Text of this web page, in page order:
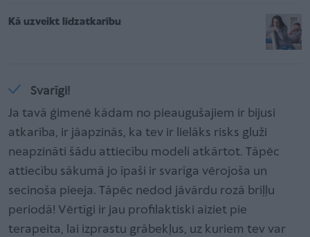
Kā uzveikt līdzatkarību
Svarīgi!
Ja tavā ģimenē kādam no pieaugušajiem ir bijusi
atkarība, ir jāapzinās, ka tev ir lielāks risks gluži
neapzināti šādu attiecību modeli atkārtot. Tāpēc
attiecību sākumā jo īpaši ir svarīga vērojoša un
secinoša pieeja. Tāpēc nedod jāvārdu rozā briļļu
periodā! Vērtīgi ir jau profilaktiski aiziet pie
terapeita, lai izprastu grābekļus, uz kuriem tev var